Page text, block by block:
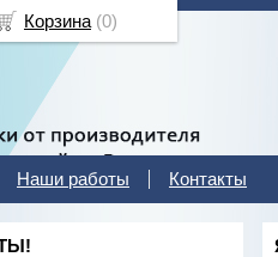
Наши работы Контакты
Корзина (0)